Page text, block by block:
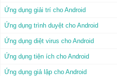
Ứng dụng giải trí cho Android
Ứng dụng trình duyệt cho Android
Ứng dụng diệt virus cho Android
Ứng dụng tiện ích cho Android
Ứng dụng giả lập cho Android